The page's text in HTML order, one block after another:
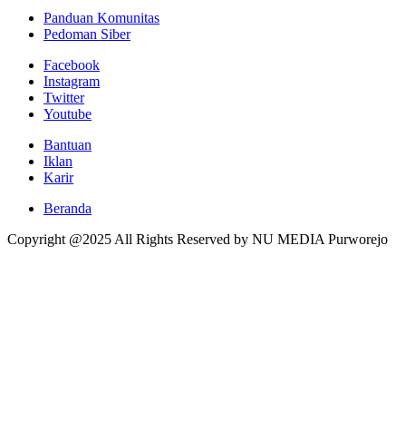
Panduan Komunitas
Pedoman Siber
Facebook
Instagram
Twitter
Youtube
Bantuan
Iklan
Karir
Beranda
Copyright @2025 All Rights Reserved by NU MEDIA Purworejo